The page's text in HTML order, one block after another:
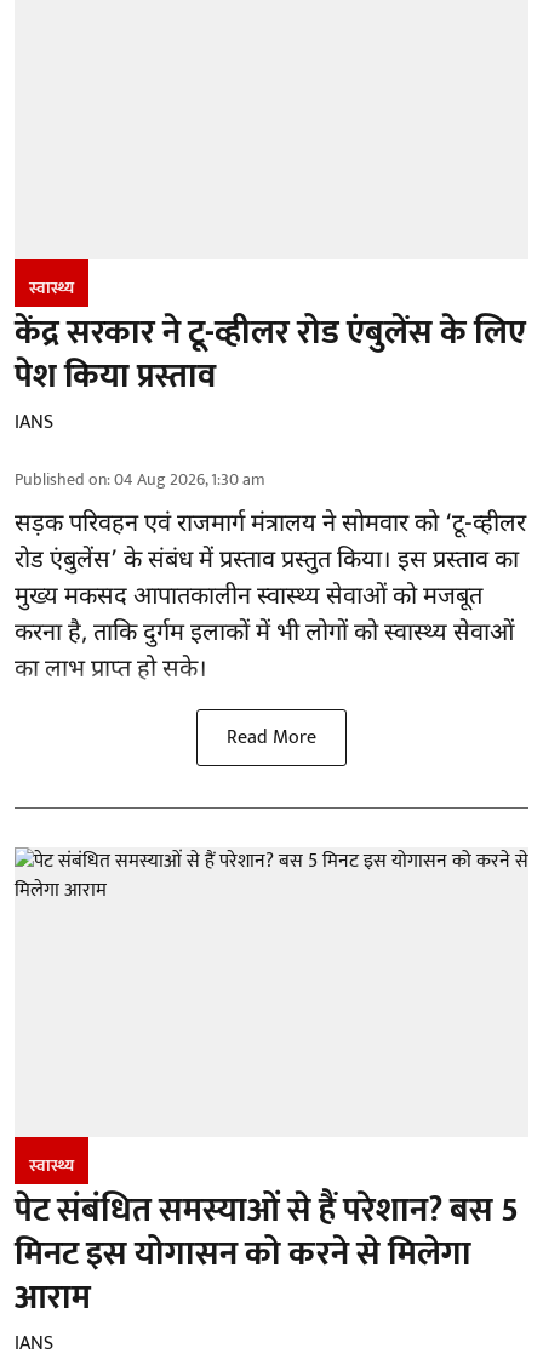
स्वास्थ्य
केंद्र सरकार ने टू-व्हीलर रोड एंबुलेंस के लिए
पेश किया प्रस्ताव
IANS
Published on:04 Aug 2026, 1:30 am
सड़क परिवहन एवं राजमार्ग मंत्रालय ने सोमवार को ‘टू-व्हीलर
रोड एंबुलेंस’ के संबंध में प्रस्ताव प्रस्तुत किया। इस प्रस्ताव का
मुख्य मकसद आपातकालीन स्वास्थ्य सेवाओं को मजबूत
करना है, ताकि दुर्गम इलाकों में भी लोगों को स्वास्थ्य सेवाओं
का लाभ प्राप्त हो सके।
Read More
स्वास्थ्य
पेट संबंधित समस्याओं से हैं परेशान? बस 5
मिनट इस योगासन को करने से मिलेगा
आराम
IANS